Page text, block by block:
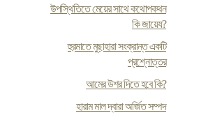
উপস্থিতিতে মেয়ের সাথে কথোপকথন
কি জায়েয?
হুরমাতে মুছাহারা সংক্রান্ত একটি
প্রশ্নোত্তর
আমের উশর দিতে হবে কি?
হারাম মাল দ্বারা অর্জিত সম্পদ